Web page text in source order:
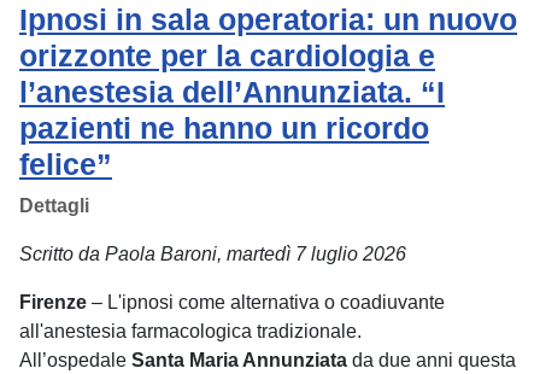
Ipnosi in sala operatoria: un nuovo
orizzonte per la cardiologia e
l’anestesia dell’Annunziata. “I
pazienti ne hanno un ricordo
felice”
Dettagli
Scritto da Paola Baroni, martedì 7 luglio 2026
Firenze – L'ipnosi come alternativa o coadiuvante
all'anestesia farmacologica tradizionale.
All’ospedale Santa Maria Annunziata da due anni questa